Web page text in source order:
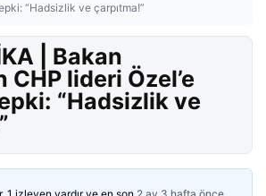
“Hadsizlik ve çarpıtma!”
| Bakan
CHP lideri Özel’e
“Hadsizlik ve